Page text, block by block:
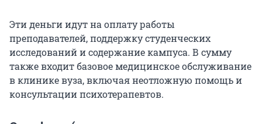
Эти деньги идут на оплату работы
преподавателей, поддержку студенческих
исследований и содержание кампуса. В сумму
также входит базовое медицинское обслуживание
в клинике вуза, включая неотложную помощь и
консультации психотерапевтов.